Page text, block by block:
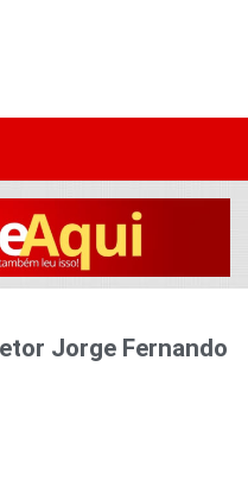
Jorge Fernando